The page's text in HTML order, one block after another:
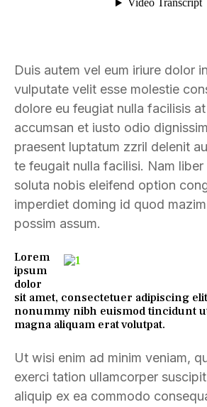
Duis autem vel eum iriure dolor
vulputate velit esse molestie
dolore eu feugiat nulla facilisis
accumsan et iusto odio
praesent luptatum zzril delenit
te feugait nulla facilisi. Nam
soluta nobis eleifend option
imperdiet doming id quod
possim assum.
Lorem
ipsum
dolor
sit amet, consectetuer adipiscing
nonummy nibh euismod tincidunt
magna aliquam erat volutpat.
Ut wisi enim ad minim veniam,
exerci tation ullamcorper
aliquip ex ea commodo